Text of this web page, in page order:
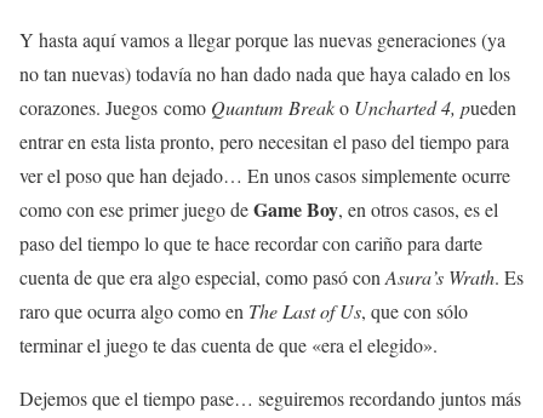
Y hasta aquí vamos a llegar porque las nuevas generaciones (ya
no tan nuevas) todavía no han dado nada que haya calado en los
corazones. Juegos como Quantum Breako Uncharted 4, pueden
entrar en esta lista pronto, pero necesitan el paso del tiempo para
ver el poso que han dejado… En unos casos simplemente ocurre
como con ese primer juego deGame Boy, en otros casos, es el
paso del tiempo lo que te hace recordar con cariño para darte
cuenta de que era algo especial, como pasó conAsura’s Wrath. Es
raro que ocurra algo como en The Last of Us, que con sólo
terminar el juego te das cuenta de que «era el elegido».
Dejemos que el tiempo pase… seguiremos recordando juntos más